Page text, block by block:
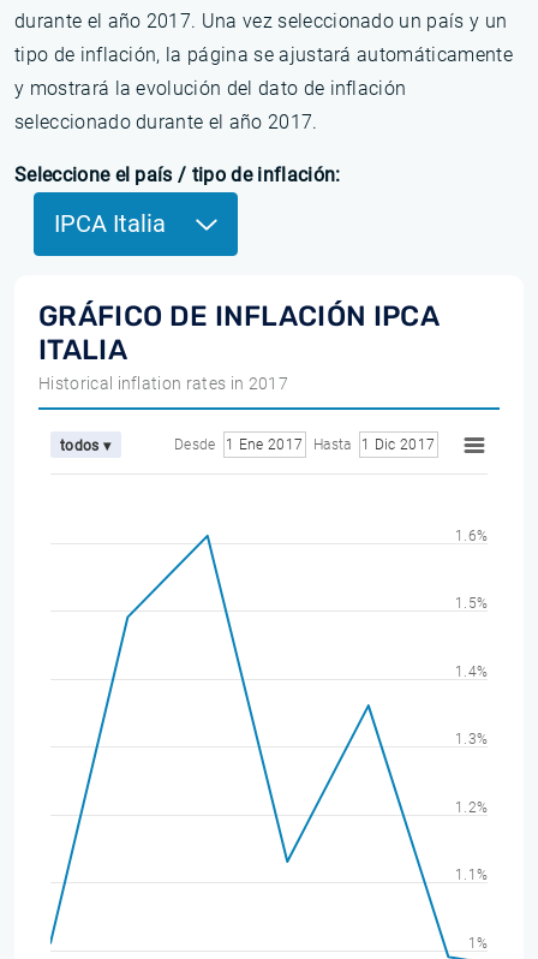
durante el año 2017. Una vez seleccionado un país y un
tipo de inflación, la página se ajustará automáticamente
y mostrará la evolución del dato de inflación
seleccionado durante el año 2017.
Seleccione el país / tipo de inflación:
IPCA Italia
GRÁFICO DE INFLACIÓN IPCA
ITALIA
Historical inflation rates in 2017
todos ▾ Desde 1 Ene 2017 Hasta 1 Dic 2017
1%
1.1%
1.2%
1.3%
1.4%
1.5%
1.6%